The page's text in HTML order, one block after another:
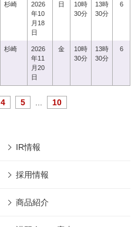
杉崎
2026
年10
月18
日
日
10時
30分
13時
30分
6
杉崎
2026
年11
月20
日
金
10時
30分
13時
30分
6
4 5 10
IR情報
採用情報
商品紹介